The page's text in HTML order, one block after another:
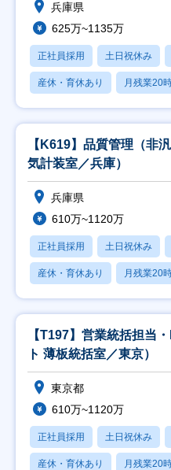
兵庫県
625万~1135万
正社員採用 土日祝休み
産休・育休あり 月残業20
【K619】品質管理（非
気計装室／兵庫）
兵庫県
610万~1120万
正社員採用 土日祝休み
産休・育休あり 月残業20
【T197】営業統括担当
ト 薄板統括室／東京）
東京都
610万~1120万
正社員採用 土日祝休み
産休・育休あり 月残業20